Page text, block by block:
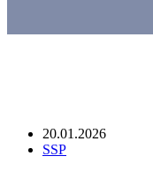
20.01.2026
SSP